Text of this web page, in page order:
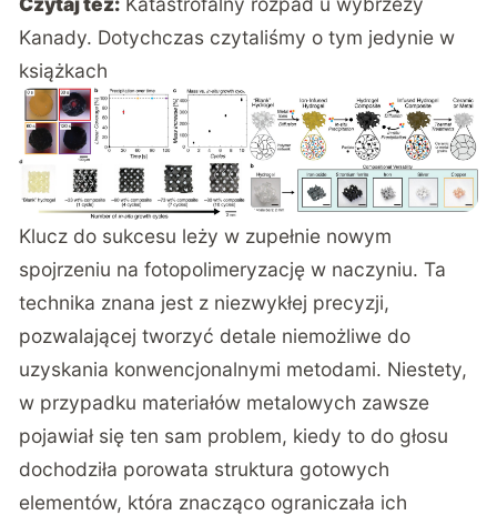
Kanady. Dotychczas czytaliśmy o tym jedynie w
książkach
Klucz do sukcesu leżyw zupełnie nowym
spojrzeniu na fotopolimeryzację w naczyniu. Ta
technika znana jest z niezwykłej precyzji,
pozwalającej tworzyć detale niemożliwe do
uzyskania konwencjonalnymi metodami. Niestety,
w przypadku materiałów metalowych zawsze
pojawiał się ten sam problem, kiedy to do głosu
dochodziła porowata struktura gotowych
elementów, która znacząco ograniczała ich